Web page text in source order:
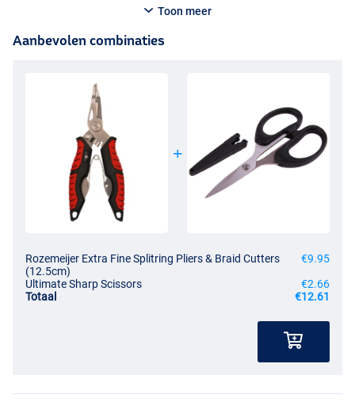
Toon meer
Aanbevolen combinaties
Rozemeijer Extra Fine Splitring Pliers & Braid Cutters
(12.5cm)
€9.95
Ultimate Sharp Scissors
€2.66
Totaal
€12.61